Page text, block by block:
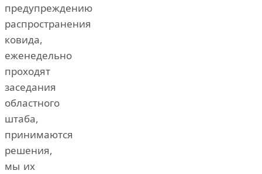
предупреждению
распространения
ковида,
еженедельно
проходят
заседания
областного
штаба,
принимаются
решения,
мы их